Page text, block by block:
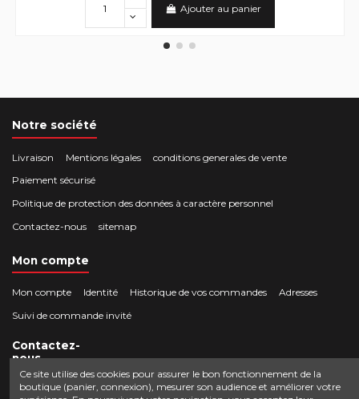
Ajouter au panier
Notre société
Livraison Mentions légales
conditions generales de vente
Paiement sécurisé
Politique de protection des données à caractère personnel
Contactez-nous
sitemap
Mon compte
Mon compte Identité Historique de vos commandes
Adresses
Suivi de commande invité
Contactez-
nous
Crocbois-motoculture.com
Ce site utilise des cookies pour assurer le bon fonctionnement de la
boutique (panier, connexion), mesurer son audience et améliorer votre